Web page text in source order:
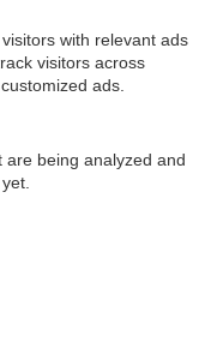
with relevant ads
visitors across
ads.
being analyzed and